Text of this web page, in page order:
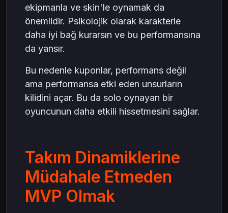
ekipmanla ve skin'le oynamak da
önemlidir. Psikolojik olarak karakterle
daha iyi bağ kurarsın ve bu performansına
da yansır.
Bu nedenle kuponlar, performans değil
ama performansa etki eden unsurların
kilidini açar. Bu da solo oynayan bir
oyuncunun daha etkili hissetmesini sağlar.
Takım Dinamiklerine
Müdahale Etmeden
MVP Olmak